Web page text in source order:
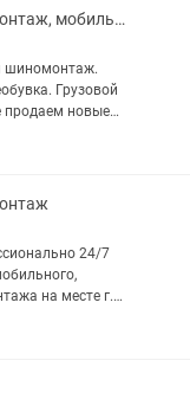
Выездной шиномонтаж, мобильная вулканизация
шиномонтаж.
Грузовой
новые
24/7
на месте г.